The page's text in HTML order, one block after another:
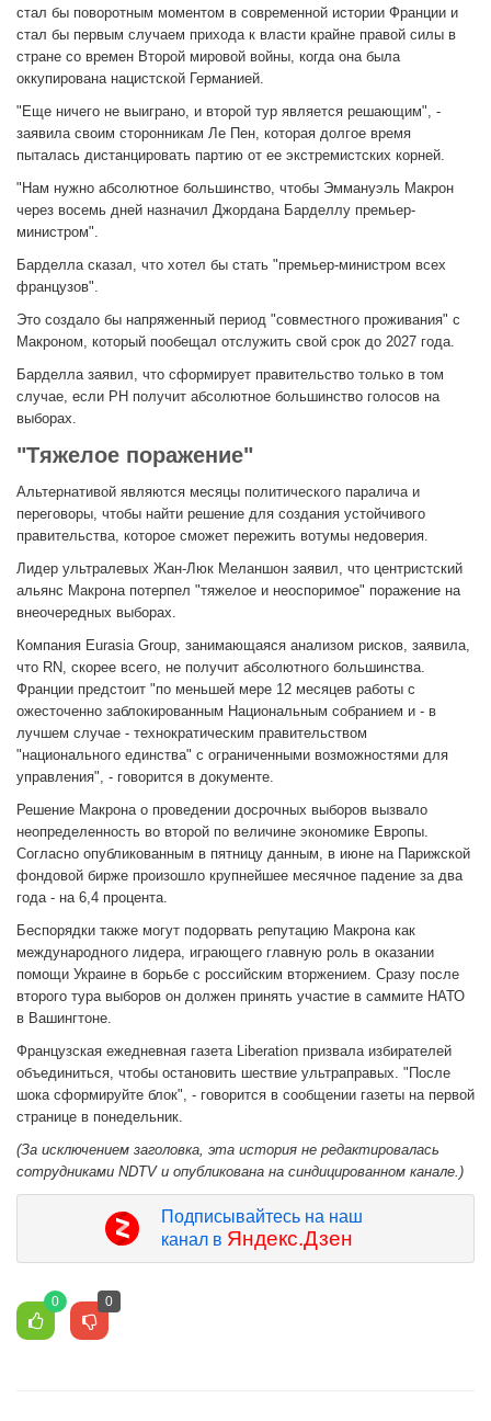
стал бы поворотным моментом в современной истории Франции и
стал бы первым случаем прихода к власти крайне правой силы в
стране со времен Второй мировой войны, когда она была
оккупирована нацистской Германией.
"Еще ничего не выиграно, и второй тур является решающим", -
заявила своим сторонникам Ле Пен, которая долгое время
пыталась дистанцировать партию от ее экстремистских корней.
"Нам нужно абсолютное большинство, чтобы Эммануэль Макрон
через восемь дней назначил Джордана Барделлу премьер-
министром".
Барделла сказал, что хотел бы стать "премьер-министром всех
французов".
Это создало бы напряженный период "совместного проживания" с
Макроном, который пообещал отслужить свой срок до 2027 года.
Барделла заявил, что сформирует правительство только в том
случае, если РН получит абсолютное большинство голосов на
выборах.
"Тяжелое поражение"
Альтернативой являются месяцы политического паралича и
переговоры, чтобы найти решение для создания устойчивого
правительства, которое сможет пережить вотумы недоверия.
Лидер ультралевых Жан-Люк Меланшон заявил, что центристский
альянс Макрона потерпел "тяжелое и неоспоримое" поражение на
внеочередных выборах.
Компания Eurasia Group, занимающаяся анализом рисков, заявила,
что RN, скорее всего, не получит абсолютного большинства.
Франции предстоит "по меньшей мере 12 месяцев работы с
ожесточенно заблокированным Национальным собранием и - в
лучшем случае - технократическим правительством
"национального единства" с ограниченными возможностями для
управления", - говорится в документе.
Решение Макрона о проведении досрочных выборов вызвало
неопределенность во второй по величине экономике Европы.
Согласно опубликованным в пятницу данным, в июне на Парижской
фондовой бирже произошло крупнейшее месячное падение за два
года - на 6,4 процента.
Беспорядки также могут подорвать репутацию Макрона как
международного лидера, играющего главную роль в оказании
помощи Украине в борьбе с российским вторжением. Сразу после
второго тура выборов он должен принять участие в саммите НАТО
в Вашингтоне.
Французская ежедневная газета Liberation призвала избирателей
объединиться, чтобы остановить шествие ультраправых. "После
шока сформируйте блок", - говорится в сообщении газеты на первой
странице в понедельник.
(За исключением заголовка, эта история не редактировалась
сотрудниками NDTV и опубликована на синдицированном канале.)
Подписывайтесь на наш
канал в Яндекс.Дзен
0 0